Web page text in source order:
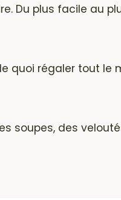
Du plus facile au
quoi régaler tout le
soupes, des